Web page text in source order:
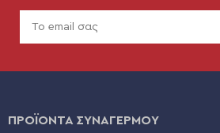
ΠΡΟΪΟΝΤΑ ΣΥΝΑΓΕΡΜΟΥ